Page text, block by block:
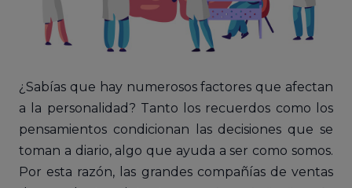
¿Sabías que hay numerosos factores que afectan
a la personalidad? Tanto los recuerdos como los
pensamientos condicionan las decisiones que se
toman a diario, algo que ayuda a ser como somos.
Por esta razón, las grandes compañías de ventas